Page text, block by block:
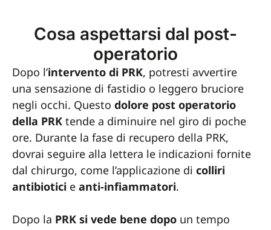
Cosa aspettarsi dal post-
operatorio
Dopo l’intervento di PRK, potresti avvertire
una sensazione di fastidio o leggero bruciore
negli occhi. Questo dolore post operatorio
della PRK tende a diminuire nel giro di poche
ore. Durante la fase di recupero della PRK,
dovrai seguire alla lettera le indicazioni fornite
dal chirurgo, come l’applicazione di colliri
antibiotici e anti-infiammatori.
Dopo la PRK si vede bene dopo un tempo